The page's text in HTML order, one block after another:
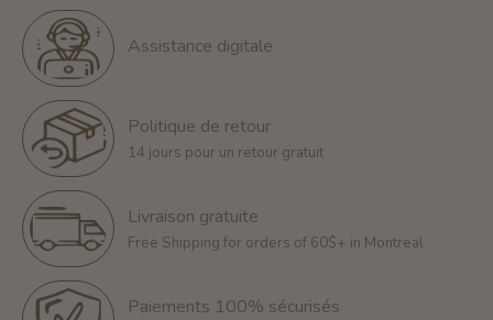
Assistance digitale
Politique de retour
14 jours pour un retour gratuit
Livraison gratuite
Free Shipping for orders of 60$+ in Montreal
Paiements 100% sécurisés